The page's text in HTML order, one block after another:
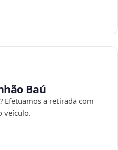
Baú
Efetuamos a retirada com
veículo.